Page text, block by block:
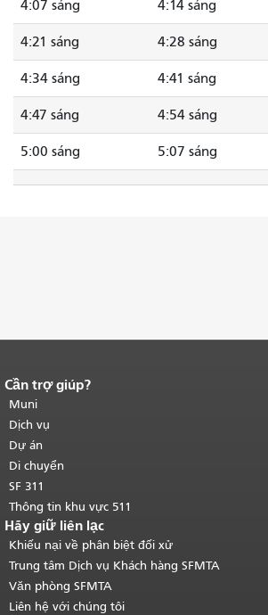
4:07 sáng 4:14 sáng
4:21 sáng 4:28 sáng
4:34 sáng 4:41 sáng
4:47 sáng 4:54 sáng
5:00 sáng 5:07 sáng
Kết thúc nội dung trang.
của trang này được lặp lại trên mọi
trang.Quay lại đầu trang nội dung
chính.
Cần trợ giúp?
Muni
Dịch vụ
Dự án
Di chuyển
SF 311
Thông tin khu vực 511
Hãy giữ liên lạc
Khiếu nại về phân biệt đối xử
Trung tâm Dịch vụ Khách hàng SFMTA
Văn phòng SFMTA
Liên hệ với chúng tôi